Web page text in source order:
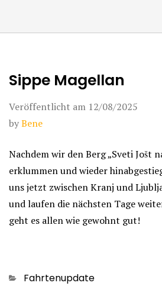
Sippe Magellan
Veröffentlicht am 12/08/2025
byBene
Nachdem wir den Berg „Sveti Jošt
erklummen und wieder
uns jetzt zwischen Kranj und
und laufen die nächsten Tage
geht es allen wie gewohnt gut!
Kategorien
Fahrtenupdate